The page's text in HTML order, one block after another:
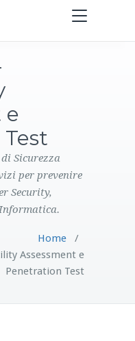
Toggle
navigation
e
Sicurezza
per prevenire
Security,
Home/
Assessment e
Penetration Test